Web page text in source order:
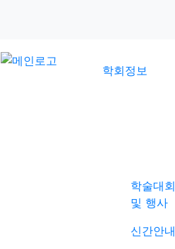
학회정보
학술대회
및 행사
신간안내